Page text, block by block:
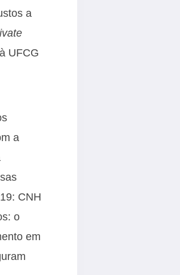
a
UFCG
a
CNH
o
em